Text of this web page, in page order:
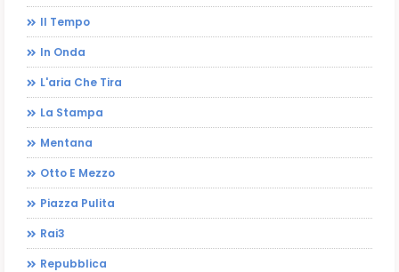
Il Tempo
In Onda
L'aria Che Tira
La Stampa
Mentana
Otto E Mezzo
Piazza Pulita
Rai3
Repubblica